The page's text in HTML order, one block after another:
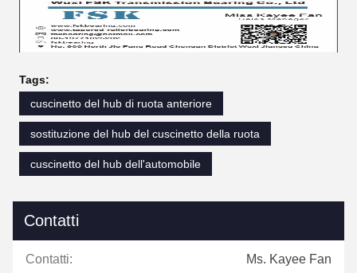
Tags:
cuscinetto del hub di ruota anteriore
sostituzione del hub del cuscinetto della ruota
cuscinetto del hub dell'automobile
Contatti
Contatti: Ms. Kayee Fan